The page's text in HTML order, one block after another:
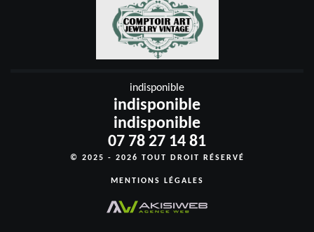
indisponible
indisponible
indisponible
07 78 27 14 81
© 2025 - 2026 TOUT DROIT RÉSERVÉ
MENTIONS LÉGALES